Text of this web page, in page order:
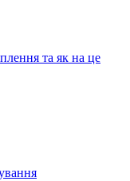
та як на це